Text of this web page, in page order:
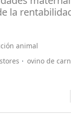
la
animal
ovino de